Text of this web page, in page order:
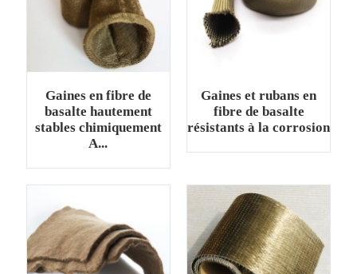
Gaines en fibre de
basalte hautement
stables chimiquement
A...
Gaines et rubans en
fibre de basalte
résistants à la corrosion